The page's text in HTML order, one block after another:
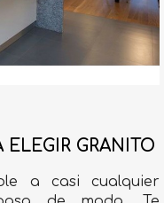
GRANITO
a casi cualquier